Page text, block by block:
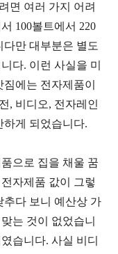
면 여러 가지 어려
100볼트에서 220
만 대부분은 별도
다. 이런 사실을 미
에는 전자제품이
, 비디오, 전자레인
하게 되었습니다.
으로 집을 채울 꿈
자제품 값이 그렇
추다 보니 예산상 가
는 것이 없었습니
습니다. 사실 비디